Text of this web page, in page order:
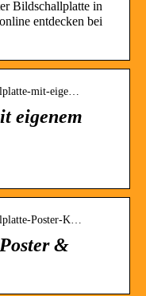
Bildschallplatte in
entdecken bei
mit-eige…
eigenem
Poster-K…
&